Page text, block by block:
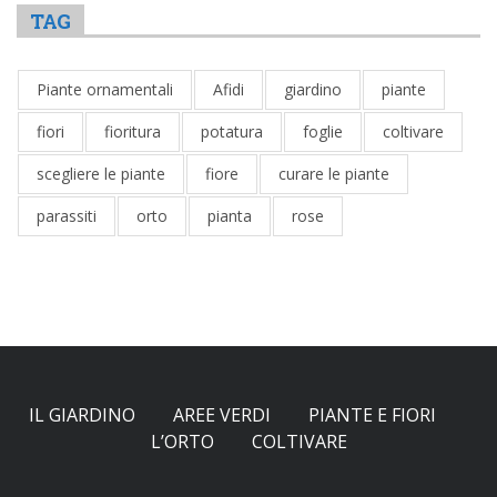
TAG
Piante ornamentali Afidi giardino
piante
fiori
fioritura potatura foglie
coltivare
scegliere le piante
fiore
curare le piante
parassiti
orto pianta rose
IL GIARDINO AREE VERDI
PIANTE E FIORI
L’ORTO
COLTIVARE